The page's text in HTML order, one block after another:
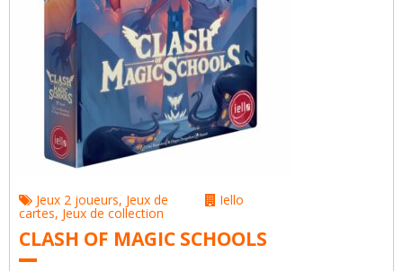
Jeux 2 joueurs, Jeux de
cartes, Jeux de collection
Iello
CLASH OF MAGIC SCHOOLS